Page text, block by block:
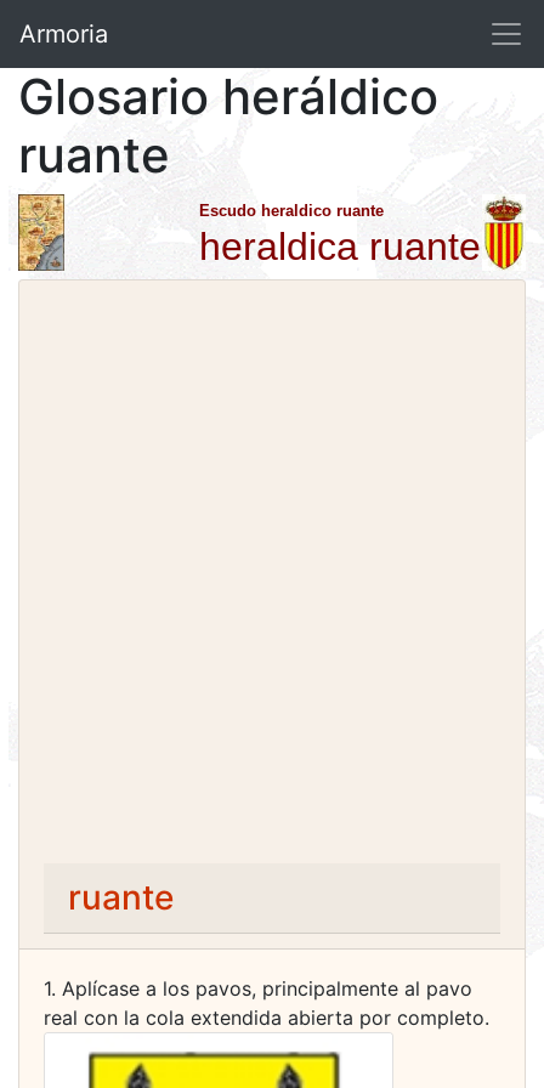
Armoria
Glosario heráldico
ruante
Escudo heraldico ruante
heraldica ruante
ruante
1. Aplícase a los pavos, principalmente al pavo
real con la cola extendida abierta por completo.